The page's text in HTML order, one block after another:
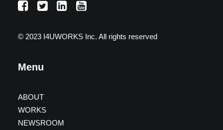
© 2023 I4UWORKS Inc. All rights reserved
Menu
ABOUT
WORKS
NEWSROOM